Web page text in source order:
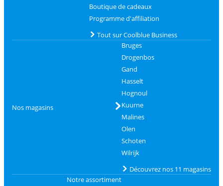
Boutique de cadeaux
Programme d'affiliation
Tout sur Coolblue Business
Nos magasins
Bruges
Drogenbos
Gand
Hasselt
Hognoul
Kuurne
Malines
Olen
Schoten
Wilrijk
Découvrez nos 11 magasins
Notre assortiment